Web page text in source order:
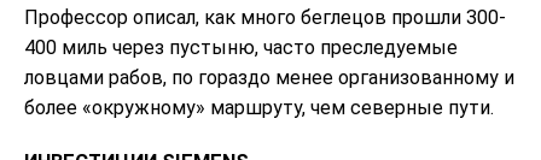
Профессор описал, как много беглецов прошли 300-
400 миль через пустыню, часто преследуемые
ловцами рабов, по гораздо менее организованному и
более «окружному» маршруту, чем северные пути.